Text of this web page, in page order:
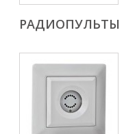
РАДИОПУЛЬТЫ